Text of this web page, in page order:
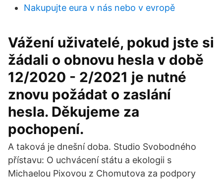
Nakupujte eura v nás nebo v evropě
Vážení uživatelé, pokud jste si
žádali o obnovu hesla v době
12/2020 - 2/2021 je nutné
znovu požádat o zaslání
hesla. Děkujeme za
pochopení.
A taková je dnešní doba. Studio Svobodného
přístavu: O uchvácení státu a ekologii s
Michaelou Pixovou z Chomutova za podpory